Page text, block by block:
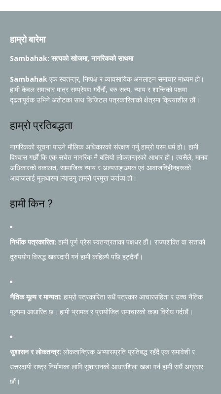
हाम्रो बारेमा
Sambahak: सत्यको खोजमा, नागरिकको साथमा
Sambahak एक स्वतन्त्र, निष्पक्ष र व्यावसायिक अनलाइन समाचार माध्यम हो।
हामी केवल समाचार मात्र सम्प्रेषण गर्दैनौं, बरु सत्य, न्याय र शान्तिको पक्षमा
दृढतापूर्वक उभिने अठोटका साथ डिजिटल पत्रकारिताको क्षेत्रमा क्रियाशील छौं।
हाम्रो प्रतिबद्धता
नागरिकको सूचना पाउने मौलिक अधिकारको संरक्षण गर्नु हाम्रो परम धर्म हो। हामी
विश्वास गर्छौं कि एक सचेत नागरिक नै बलियो लोकतन्त्रको आधार हो। त्यसैले, मानव
अधिकारको वकालत, सामाजिक न्याय र अल्पसङ्ख्यक एवं आवाजविहीनहरूको
आवाजलाई मूलधारमा ल्याउनु हाम्रो प्रमुख कर्तव्य हो।
हामी किन ?
निर्भीक पत्रकारिता: हामी पूर्ण प्रेस स्वतन्त्रताका पक्षधर हौं। राज्यशक्ति वा सत्ताको
दुरुपयोग विरुद्ध खबरदारी गर्न हामी कहिल्यै पछि हट्दैनौं।
नैतिक मूल्य र मान्यता: हाम्रो पत्रकारिता सधैं पत्रकार आचारसंहिता र उच्च नैतिक
मूल्यमा आधारित छ। हामी भ्रामक र प्रायोजित समाचारको कडा विरोध गर्दछौं।
सुशासन र लोकतन्त्र: लोकतान्त्रिक अभ्यासप्रति प्रतिबद्ध रहँदै एक समावेशी र
उत्तरदायी राष्ट्र निर्माणका लागि सुशासनको आधारशिला खडा गर्न हामी सधैं अग्रसर
छौं।